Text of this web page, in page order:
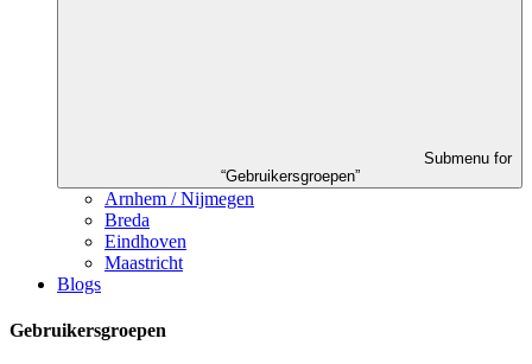
Submenu for
“Gebruikersgroepen”
Arnhem / Nijmegen
Breda
Eindhoven
Maastricht
Blogs
Gebruikersgroepen